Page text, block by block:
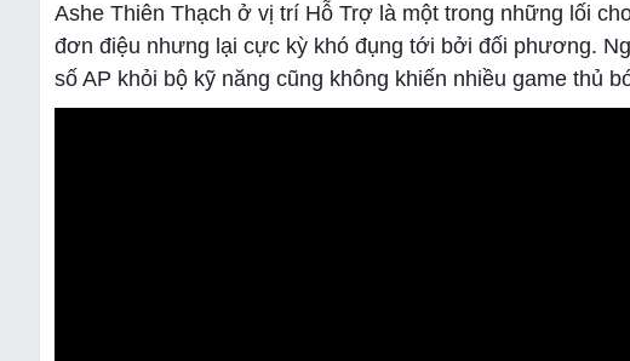
Ashe Thiên Thạch ở vị trí Hỗ Trợ là một trong những lối
đơn điệu nhưng lại cực kỳ khó đụng tới bởi đối phương.
số AP khỏi bộ kỹ năng cũng không khiến nhiều game thủ